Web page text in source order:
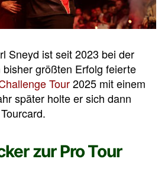
Sneyd ist seit 2023 bei der
bisher größten Erfolg feierte
Tour2025 mit einem
später holte er sich dann
zur Pro Tour